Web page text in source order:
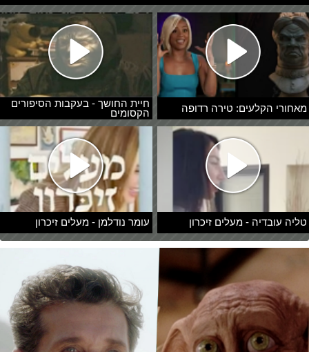
מאחורי הקלעים: טירה רדופה
חיית החושך - בעקבות הסיפורים
הקסומים
טליה עובדיה - מעלים זיכרון עומר נודלמן - מעלים זיכרון